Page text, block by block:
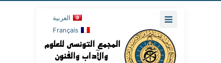
العربية
Français